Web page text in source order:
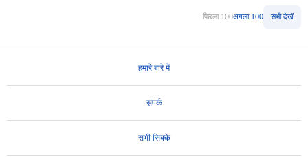
पिछला 100अगला 100 सभी देखें
हमारे बारे में
संपर्क
सभी सिक्के